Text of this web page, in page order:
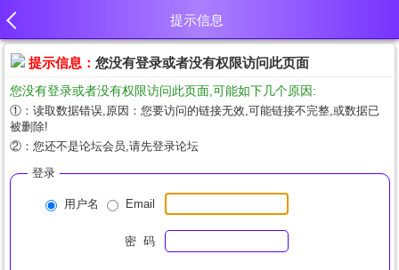
提示信息
提示信息： 您没有登录或者没有权限访问此页面
您没有登录或者没有权限访问此页面,可能如下几个原因:
①：读取数据错误,原因：您要访问的链接无效,可能链接不完整,或数据已
被删除!
②：您还不是论坛会员,请先登录论坛
登录
用户名 Email
密 码